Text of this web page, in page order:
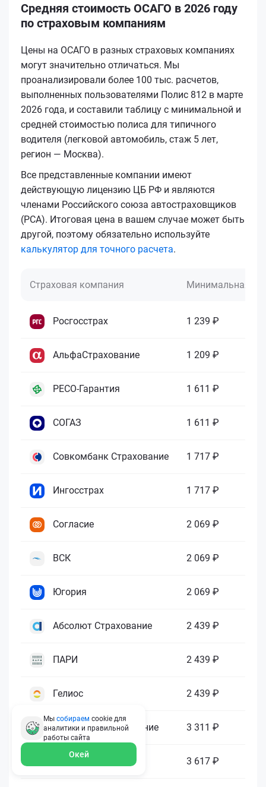
Средняя стоимость ОСАГО в 2026 году
по страховым компаниям
Цены на ОСАГО в разных страховых компаниях
могут значительно отличаться. Мы
проанализировали более 100 тыс. расчетов,
выполненных пользователями Полис 812 в марте
2026 года, и составили таблицу с минимальной и
средней стоимостью полиса для типичного
водителя (легковой автомобиль, стаж 5 лет,
регион — Москва).
Все представленные компании имеют
действующую лицензию ЦБ РФ и являются
членами Российского союза автостраховщиков
(РСА). Итоговая цена в вашем случае может быть
другой, поэтому обязательно используйте
калькулятор для точного расчета.
Страховая компания Минимальная
Росгосстрах 1 239 ₽
АльфаСтрахование 1 209 ₽
РЕСО-Гарантия 1 611 ₽
СОГАЗ 1 611 ₽
Совкомбанк Страхование 1 717 ₽
Ингосстрах 1 717 ₽
Согласие 2 069 ₽
ВСК 2 069 ₽
Югория 2 069 ₽
Абсолют Страхование 2 439 ₽
ПАРИ 2 439 ₽
Гелиос 2 439 ₽
Ренессанс Страхование 3 311 ₽
Зетта Страхование 3 617 ₽
Мы собираем cookie для
аналитики и правильной
работы сайта
Окей